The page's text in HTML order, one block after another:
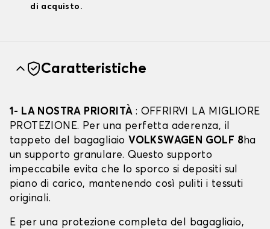
di acquisto.
Caratteristiche
1- LA NOSTRA PRIORITÀ : OFFRIRVI LA MIGLIORE
PROTEZIONE. Per una perfetta aderenza, il
tappeto del bagagliaio VOLKSWAGEN GOLF 8ha
un supporto granulare. Questo supporto
impeccabile evita che lo sporco si depositi sul
piano di carico, mantenendo così puliti i tessuti
originali.
E per una protezione completa del bagagliaio,